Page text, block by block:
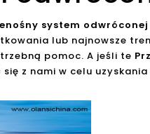
system
lub najnowsze
pomoc. A jeśli te
z nami w celu